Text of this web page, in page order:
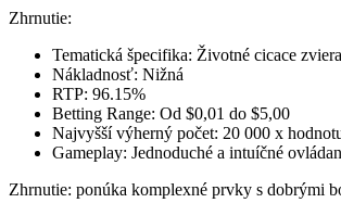
Zhrnutie:
Tematická špecifika: Životné cicace
Nákladnosť: Nižná
RTP: 96.15%
Betting Range: Od $0,01 do $5,00
Najvyšší výherný počet: 20 000 x
Gameplay: Jednoduché a intuíčné
Zhrnutie: ponúka komplexné prvky s dobrými